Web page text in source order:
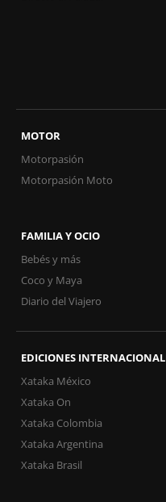
MOTOR
Motorpasión
Motorpasión Moto
FAMILIA Y OCIO
Bebés y más
Coco y Maya
Diario del Viajero
EDICIONES
Xataka México
Xataka On
Xataka Colombia
Xataka Argentina
Xataka Brasil